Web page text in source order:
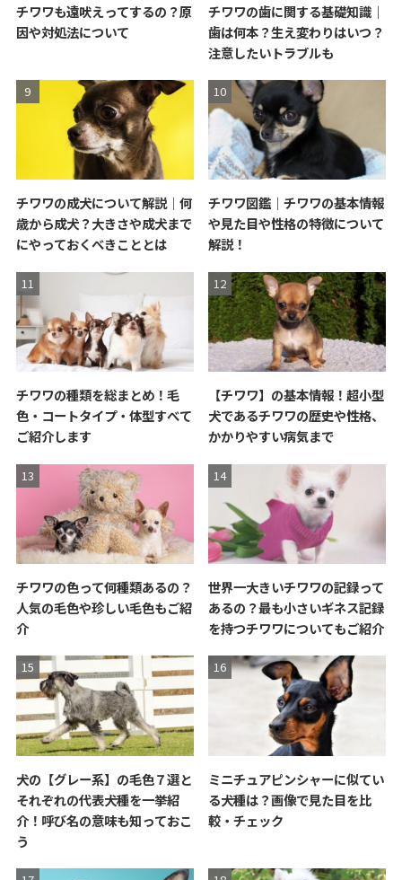
チワワも遠吠えってするの？原
因や対処法について
チワワの歯に関する基礎知識｜
歯は何本？生え変わりはいつ？
注意したいトラブルも
チワワの成犬について解説｜何
歳から成犬？大きさや成犬まで
にやっておくべきこととは
チワワ図鑑｜チワワの基本情報
や見た目や性格の特徴について
解説！
チワワの種類を総まとめ！毛
色・コートタイプ・体型すべて
ご紹介します
【チワワ】の基本情報！超小型
犬であるチワワの歴史や性格、
かかりやすい病気まで
チワワの色って何種類あるの？
人気の毛色や珍しい毛色もご紹
介
世界一大きいチワワの記録って
あるの？最も小さいギネス記録
を持つチワワについてもご紹介
犬の【グレー系】の毛色７選と
それぞれの代表犬種を一挙紹
介！呼び名の意味も知っておこ
う
ミニチュアピンシャーに似てい
る犬種は？画像で見た目を比
較・チェック